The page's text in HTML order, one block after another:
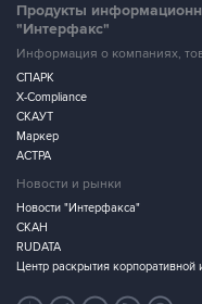
Продукты
"Интерфакс"
Информация о компаниях,
СПАРК
X-Compliance
СКАУТ
Маркер
АСТРА
Новости и рынки
Новости "Интерфакса"
СКАН
RUDATA
Центр раскрытия